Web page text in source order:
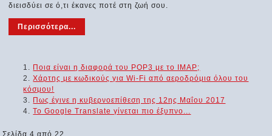
διεισδύει σε ό,τι έκανες ποτέ στη ζωή σου.
Περισσότερα...
Ποια είναι η διαφορά του POP3 με το IMAP;
Χάρτης με κωδικούς για Wi-Fi από αεροδρόμια όλου του
κόσμου!
Πως έγινε η κυβερνοεπίθεση της 12ης Μαΐου 2017
Το Google Translate γίνεται πιο έξυπνο...
Σελίδα 4 από 22